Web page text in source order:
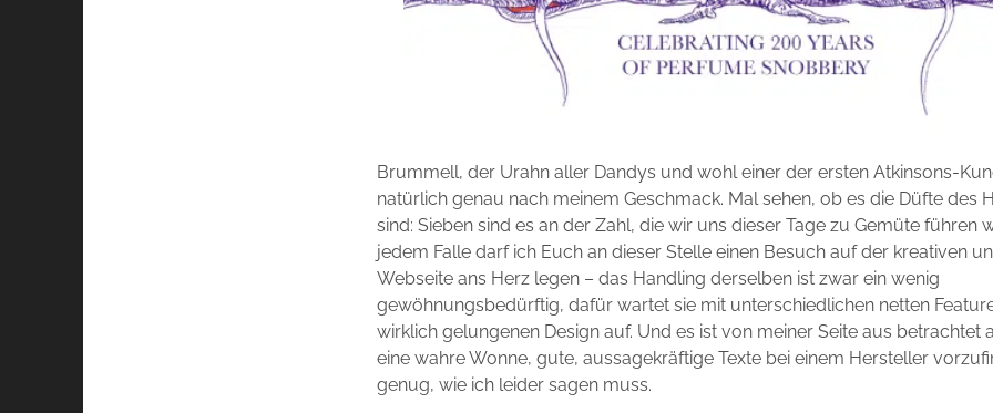
Brummell, der Urahn aller Dandys und wohl einer der ersten Atkinsons-
natürlich genau nach meinem Geschmack. Mal sehen, ob es die Düfte des
sind: Sieben sind es an der Zahl, die wir uns dieser Tage zu Gemüte führen
jedem Falle darf ich Euch an dieser Stelle einen Besuch auf der kreativen
Webseite ans Herz legen – das Handling derselben ist zwar ein wenig
gewöhnungsbedürftig, dafür wartet sie mit unterschiedlichen netten
wirklich gelungenen Design auf. Und es ist von meiner Seite aus betrachtet
eine wahre Wonne, gute, aussagekräftige Texte bei einem Hersteller
genug, wie ich leider sagen muss.